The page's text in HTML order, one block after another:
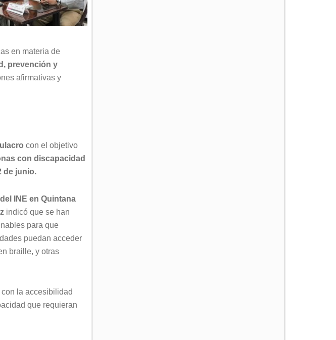
en materia de
prevención y
afirmativas y
con el objetivo
con discapacidad
de junio.
INE en Quintana
indicó que se han
para que
puedan acceder
braille, y otras
con la accesibilidad
que requieran